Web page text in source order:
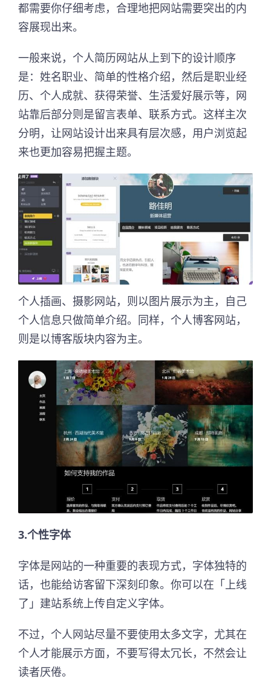
都需要你仔细考虑，合理地把网站需要突出的内
容展现出来。
一般来说，个人简历网站从上到下的设计顺序
是：姓名职业、简单的性格介绍，然后是职业经
历、个人成就、获得荣誉、生活爱好展示等，网
站靠后部分则是留言表单、联系方式。这样主次
分明，让网站设计出来具有层次感，用户浏览起
来也更加容易把握主题。
个人插画、摄影网站，则以图片展示为主，自己
个人信息只做简单介绍。同样，个人博客网站，
则是以博客版块内容为主。
3.个性字体
字体是网站的一种重要的表现方式，字体独特的
话，也能给访客留下深刻印象。你可以在「上线
了」建站系统上传自定义字体。
不过，个人网站尽量不要使用太多文字，尤其在
个人才能展示方面，不要写得太冗长，不然会让
读者厌倦。